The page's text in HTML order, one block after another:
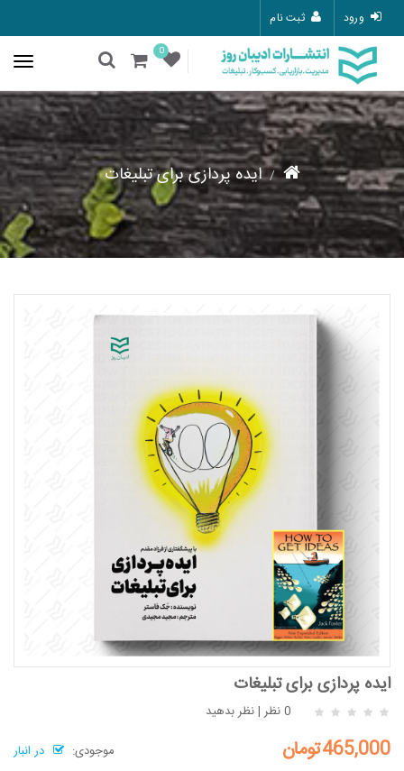
ورود ثبت نام
0
ایده پردازی برای تبلیغات
ایده پردازی برای تبلیغات
0 نظر |نظر بدهید
موجودی:
در انبار 465,000تومان